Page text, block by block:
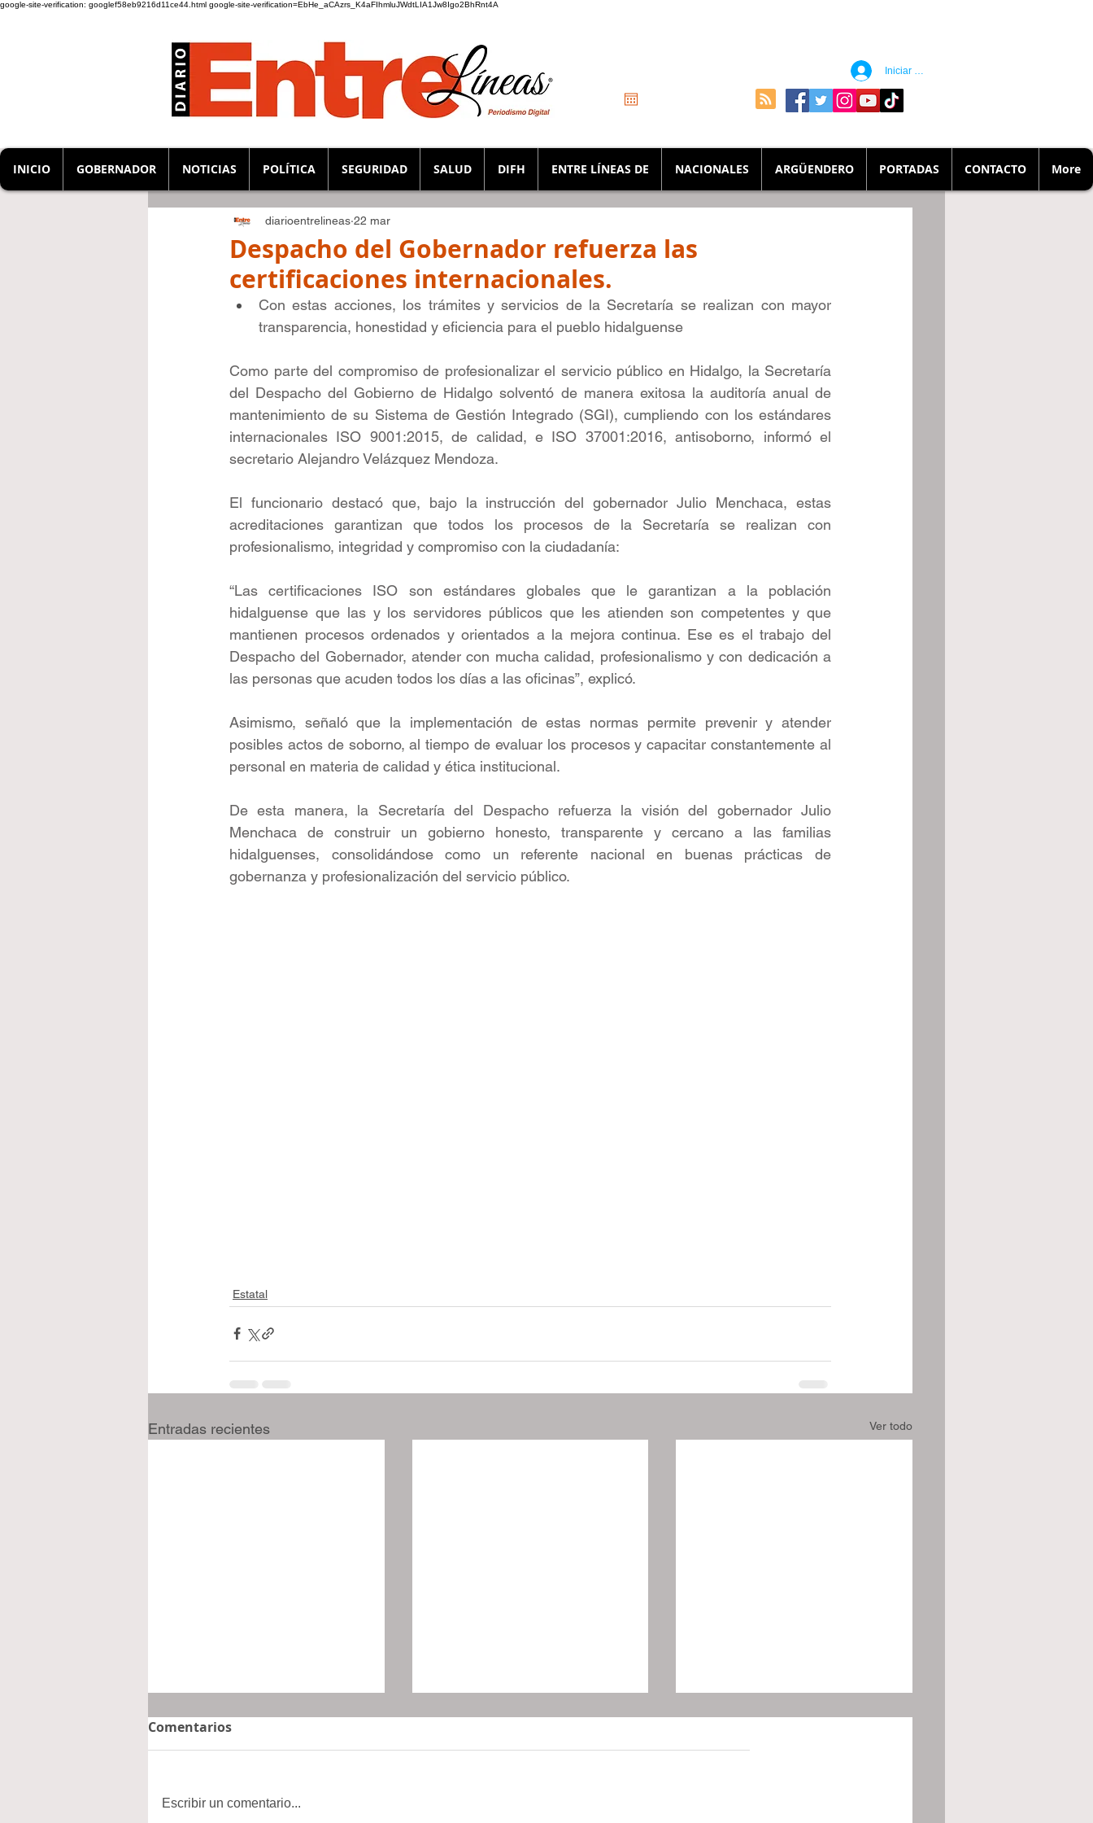
google-site-verification: googlef58eb9216d11ce44.html google-site-verification=EbHe_aCAzrs_K4aFIhmluJWdtLIA1Jw8Igo2BhRnt4A
Iniciar sesión
INICIO GOBERNADOR NOTICIAS POLÍTICA SEGURIDAD SALUD DIFH ENTRE LÍNEAS DE NACIONALES ARGÜENDERO PORTADAS CONTACTO More
Despacho del Gobernador refuerza las
certificaciones internacionales.
diarioentrelineas 22 mar
Con estas acciones, los trámites y servicios de la Secretaría se realizan con mayor
transparencia, honestidad y eficiencia para el pueblo hidalguense
Como parte del compromiso de profesionalizar el servicio público en Hidalgo, la Secretaría
del Despacho del Gobierno de Hidalgo solventó de manera exitosa la auditoría anual de
mantenimiento de su Sistema de Gestión Integrado (SGI), cumpliendo con los estándares
internacionales ISO 9001:2015, de calidad, e ISO 37001:2016, antisoborno, informó el
secretario Alejandro Velázquez Mendoza.
El funcionario destacó que, bajo la instrucción del gobernador Julio Menchaca, estas
acreditaciones garantizan que todos los procesos de la Secretaría se realizan con
profesionalismo, integridad y compromiso con la ciudadanía:
“Las certificaciones ISO son estándares globales que le garantizan a la población
hidalguense que las y los servidores públicos que les atienden son competentes y que
mantienen procesos ordenados y orientados a la mejora continua. Ese es el trabajo del
Despacho del Gobernador, atender con mucha calidad, profesionalismo y con dedicación a
las personas que acuden todos los días a las oficinas”, explicó.
Asimismo, señaló que la implementación de estas normas permite prevenir y atender
posibles actos de soborno, al tiempo de evaluar los procesos y capacitar constantemente al
personal en materia de calidad y ética institucional.
De esta manera, la Secretaría del Despacho refuerza la visión del gobernador Julio
Menchaca de construir un gobierno honesto, transparente y cercano a las familias
hidalguenses, consolidándose como un referente nacional en buenas prácticas de
gobernanza y profesionalización del servicio público.
Estatal
Entradas recientes Ver todo
Comentarios
Escribir un comentario...